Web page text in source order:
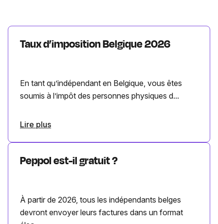
Taux d’imposition Belgique 2026
En tant qu’indépendant en Belgique, vous êtes
soumis à l’impôt des personnes physiques d...
Lire plus
Peppol est-il gratuit ?
À partir de 2026, tous les indépendants belges
devront envoyer leurs factures dans un format